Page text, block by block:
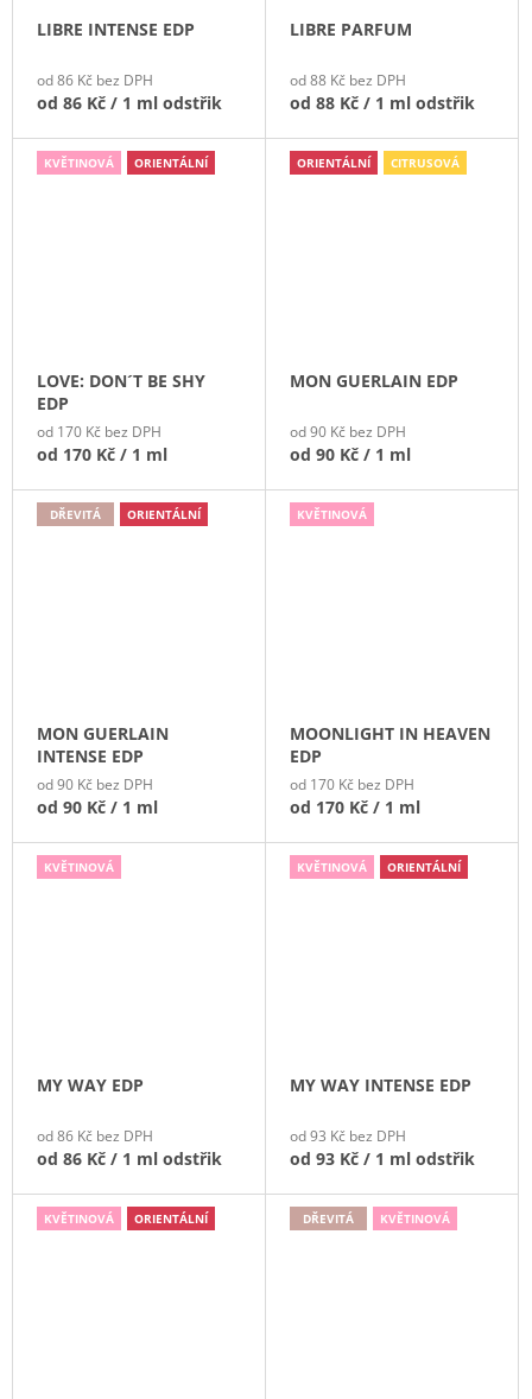
LIBRE INTENSE EDP
od 86 Kč bez DPH
od 86 Kč / 1 ml odstřik
LIBRE PARFUM
od 88 Kč bez DPH
od 88 Kč / 1 ml odstřik
KVĚTINOVÁ ORIENTÁLNÍ
LOVE: DON´T BE SHY
EDP
od 170 Kč bez DPH
od 170 Kč / 1 ml
ORIENTÁLNÍ CITRUSOVÁ
MON GUERLAIN EDP
od 90 Kč bez DPH
od 90 Kč / 1 ml
DŘEVITÁ ORIENTÁLNÍ
MON GUERLAIN
INTENSE EDP
od 90 Kč bez DPH
od 90 Kč / 1 ml
KVĚTINOVÁ
MOONLIGHT IN HEAVEN
EDP
od 170 Kč bez DPH
od 170 Kč / 1 ml
KVĚTINOVÁ
MY WAY EDP
od 86 Kč bez DPH
od 86 Kč / 1 ml odstřik
KVĚTINOVÁ ORIENTÁLNÍ
MY WAY INTENSE EDP
od 93 Kč bez DPH
od 93 Kč / 1 ml odstřik
KVĚTINOVÁ ORIENTÁLNÍ DŘEVITÁ KVĚTINOVÁ